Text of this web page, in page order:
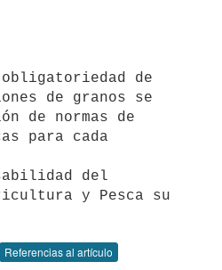
de granos se
de normas de
para cada
del
y Pesca su
Referencias al artículo